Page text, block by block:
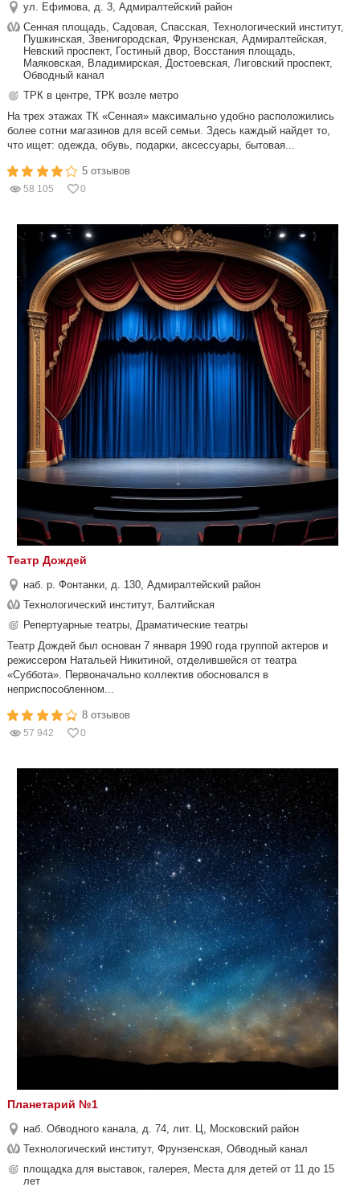
ул. Ефимова, д. 3, Адмиралтейский район
Сенная площадь, Садовая, Спасская, Технологический институт,
Пушкинская, Звенигородская, Фрунзенская, Адмиралтейская,
Невский проспект, Гостиный двор, Восстания площадь,
Маяковская, Владимирская, Достоевская, Лиговский проспект,
Обводный канал
ТРК в центре, ТРК возле метро
На трех этажах ТК «Сенная» максимально удобно расположились
более сотни магазинов для всей семьи. Здесь каждый найдет то,
что ищет: одежда, обувь, подарки, аксессуары, бытовая...
5 отзывов
58 105 0
Театр Дождей
наб. р. Фонтанки, д. 130, Адмиралтейский район
Технологический институт, Балтийская
Репертуарные театры, Драматические театры
Театр Дождей был основан 7 января 1990 года группой актеров и
режиссером Натальей Никитиной, отделившейся от театра
«Суббота». Первоначально коллектив обосновался в
неприспособленном...
8 отзывов
57 942 0
Планетарий №1
наб. Обводного канала, д. 74, лит. Ц, Московский район
Технологический институт, Фрунзенская, Обводный канал
площадка для выставок, галерея, Места для детей от 11 до 15
лет